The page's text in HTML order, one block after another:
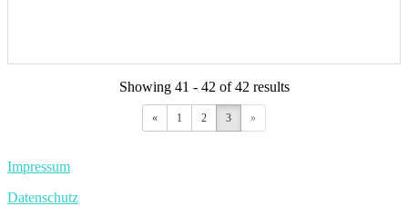
Showing 41 - 42 of 42 results
« 1 2 3 »
Impressum
Datenschutz